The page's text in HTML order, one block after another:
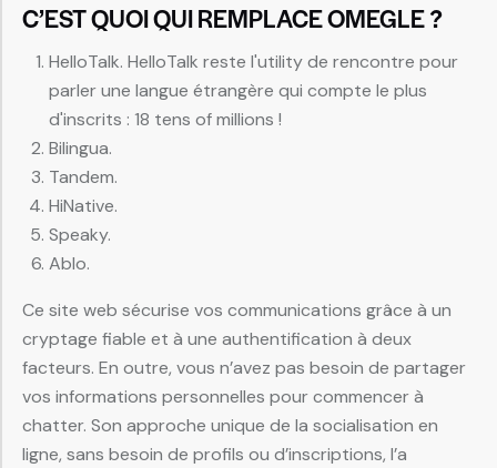
C’EST QUOI QUI REMPLACE OMEGLE ?
HelloTalk. HelloTalk reste l'utility de rencontre pour
parler une langue étrangère qui compte le plus
d'inscrits : 18 tens of millions !
Bilingua.
Tandem.
HiNative.
Speaky.
Ablo.
Ce site web sécurise vos communications grâce à un
cryptage fiable et à une authentification à deux
facteurs. En outre, vous n’avez pas besoin de partager
vos informations personnelles pour commencer à
chatter. Son approche unique de la socialisation en
ligne, sans besoin de profils ou d’inscriptions, l’a